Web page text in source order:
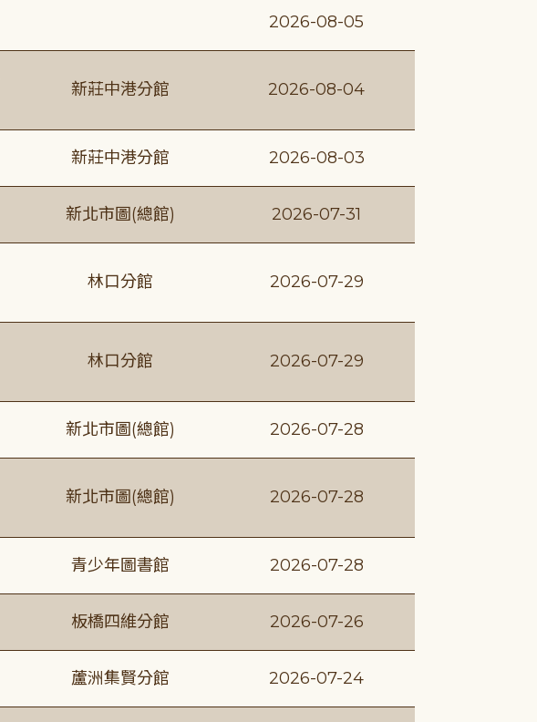
2026-08-05
新莊中港分館 2026-08-04
新莊中港分館 2026-08-03
新北市圖(總館) 2026-07-31
林口分館 2026-07-29
林口分館 2026-07-29
新北市圖(總館) 2026-07-28
新北市圖(總館) 2026-07-28
青少年圖書館 2026-07-28
板橋四維分館 2026-07-26
蘆洲集賢分館 2026-07-24